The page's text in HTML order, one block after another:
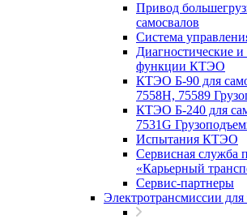
Привод
самосвалов
Система
Диагностические
функции КТЭО
КТЭО Б-90 для
7558H, 75589
КТЭО Б-240 для
7531G
Испытания КТЭО
Сервисная служба
«Карьерный
Сервис-партнеры
Электротрансмиссии для